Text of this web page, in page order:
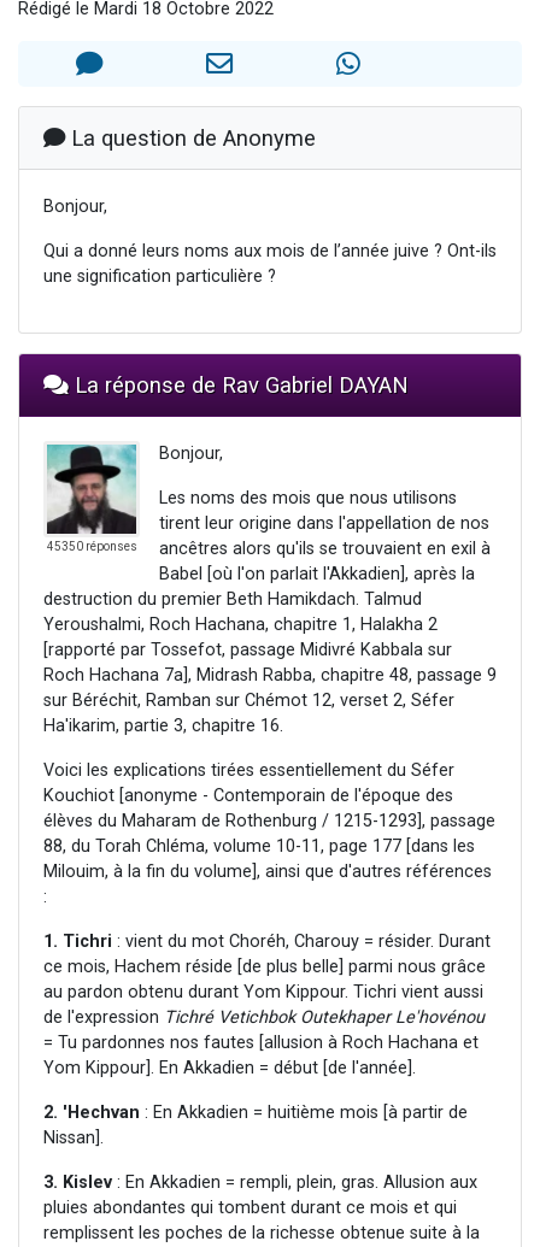
3 personnes viennent de faire un don pour Événements Torah-Box
Il reste 49 places pour étudier en groupe sur Zoom
2 personnes viennent de nous rejoindre sur WhatsApp
Rédigé le Mardi 18 Octobre 2022
La question de Anonyme
Bonjour,
Qui a donné leurs noms aux mois de l’année juive ? Ont-ils
une signification particulière ?
La réponse de Rav Gabriel DAYAN
45350 réponses
Bonjour,
Les noms des mois que nous utilisons
tirent leur origine dans l'appellation de nos
ancêtres alors qu'ils se trouvaient en exil à
Babel [où l'on parlait l'Akkadien], après la
destruction du premier Beth Hamikdach. Talmud
Yeroushalmi, Roch Hachana, chapitre 1, Halakha 2
[rapporté par Tossefot, passage Midivré Kabbala sur
Roch Hachana 7a], Midrash Rabba, chapitre 48, passage 9
sur Béréchit, Ramban sur Chémot 12, verset 2, Séfer
Ha'ikarim, partie 3, chapitre 16.
Voici les explications tirées essentiellement du Séfer
Kouchiot [anonyme - Contemporain de l'époque des
élèves du Maharam de Rothenburg / 1215-1293], passage
88, du Torah Chléma, volume 10-11, page 177 [dans les
Milouim, à la fin du volume], ainsi que d'autres références
:
1. Tichri : vient du mot Choréh, Charouy = résider. Durant
ce mois, Hachem réside [de plus belle] parmi nous grâce
au pardon obtenu durant Yom Kippour. Tichri vient aussi
de l'expression Tichré Vetichbok Outekhaper Le'hovénou
= Tu pardonnes nos fautes [allusion à Roch Hachana et
Yom Kippour]. En Akkadien = début [de l'année].
2. 'Hechvan : En Akkadien = huitième mois [à partir de
Nissan].
3. Kislev : En Akkadien = rempli, plein, gras. Allusion aux
pluies abondantes qui tombent durant ce mois et qui
remplissent les poches de la richesse obtenue suite à la